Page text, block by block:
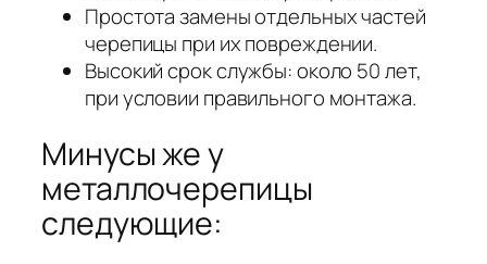
Простота замены отдельных частей
черепицы при их повреждении.
Высокий срок службы: около 50 лет,
при условии правильного монтажа.
Минусы же у
металлочерепицы
следующие: